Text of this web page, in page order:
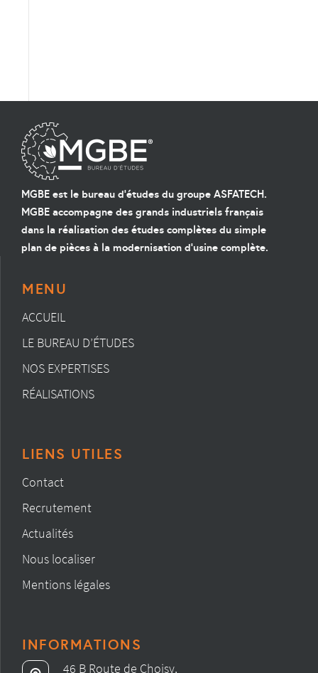
MGBE est le bureau d'études du groupe ASFATECH.
MGBE accompagne des grands industriels français
dans la réalisation des études complètes du simple
plan de pièces à la modernisation d'usine complète.
MENU
ACCUEIL
LE BUREAU D’ÉTUDES
NOS EXPERTISES
RÉALISATIONS
LIENS UTILES
Contact
Recrutement
Actualités
Nous localiser
Mentions légales
INFORMATIONS
46 B Route de Choisy,